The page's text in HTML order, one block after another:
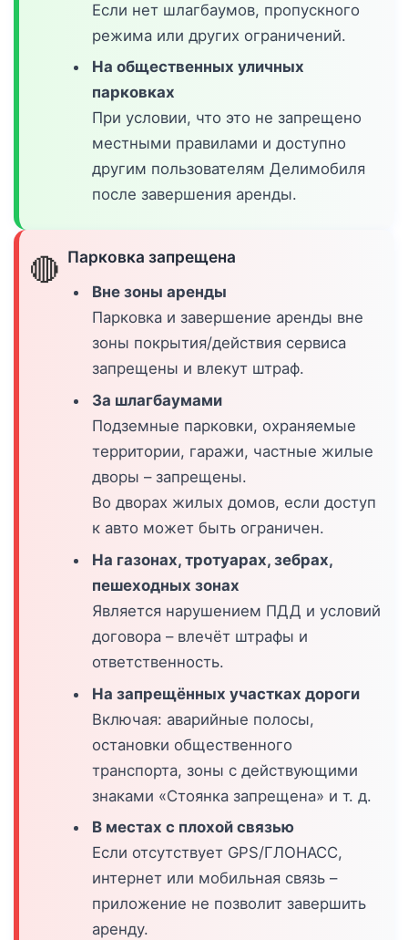
Если нет шлагбаумов, пропускного
режима или других ограничений.
На общественных уличных
парковках
При условии, что это не запрещено
местными правилами и доступно
другим пользователям Делимобиля
после завершения аренды.
🔴 Парковка запрещена
Вне зоны аренды
Парковка и завершение аренды вне
зоны покрытия/действия сервиса
запрещены и влекут штраф.
За шлагбаумами
Подземные парковки, охраняемые
территории, гаражи, частные жилые
дворы – запрещены.
Во дворах жилых домов, если доступ
к авто может быть ограничен.
На газонах, тротуарах, зебрах,
пешеходных зонах
Является нарушением ПДД и условий
договора – влечёт штрафы и
ответственность.
На запрещённых участках дороги
Включая: аварийные полосы,
остановки общественного
транспорта, зоны с действующими
знаками «Стоянка запрещена» и т. д.
В местах с плохой связью
Если отсутствует GPS/ГЛОНАСС,
интернет или мобильная связь –
приложение не позволит завершить
аренду.